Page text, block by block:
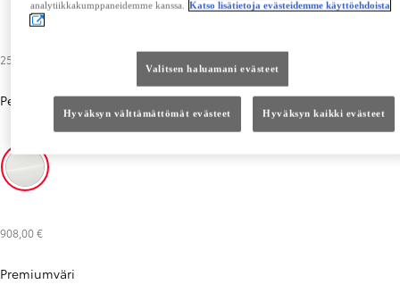
256,00 €
Perusväri-Pure White (040) 256,00 €
Pure White (040)
908,00 €
Premiumväri
analytiikkakumppaneidemme kanssa. Katso lisätietoja evästeidemme käyttöehdoista
Valitsen haluamani evästeet
Hyväksyn välttämättömät evästeet Hyväksyn kaikki evästeet